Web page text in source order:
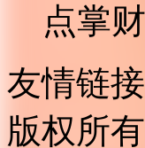
点掌
友情链接
版权所有